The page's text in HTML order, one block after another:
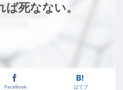
死なない。
Facebook はてブ